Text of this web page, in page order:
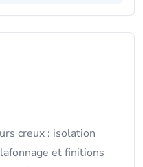
creux : isolation
et finitions